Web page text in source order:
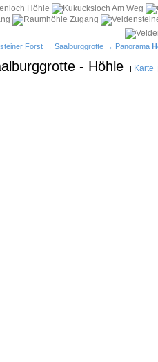
Forst → Saalburggrotte → Panorama
- Höhle | Karte